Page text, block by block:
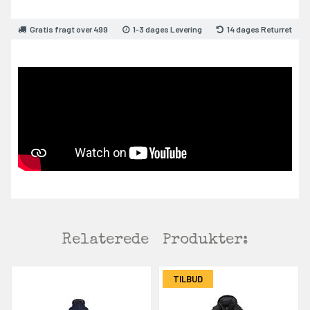
Gratis fragt over 499 1-3 dages Levering 14 dages Returret
Relaterede Produkter:
TILBUD